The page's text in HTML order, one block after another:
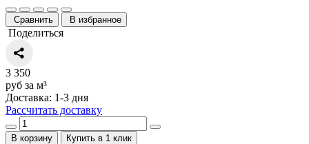
Сравнить В избранное
Поделиться
3 350
руб за м³
Доставка: 1-3 дня
Рассчитать доставку
В корзину Купить в 1 клик